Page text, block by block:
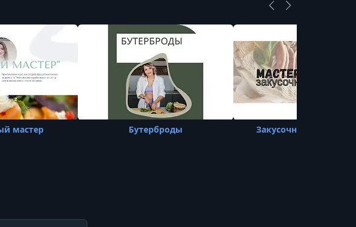
мастер Бутерброды Закусочные бенто